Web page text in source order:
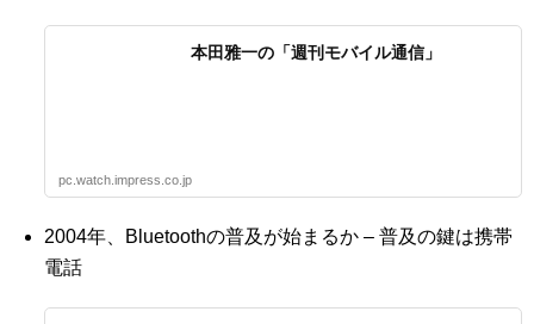
本田雅一の「週刊モバイル通信」
pc.watch.impress.co.jp
2004年、Bluetoothの普及が始まるか – 普及の鍵は携帯
電話